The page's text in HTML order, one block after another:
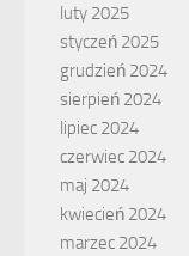
luty 2025
styczeń 2025
grudzień 2024
sierpień 2024
lipiec 2024
czerwiec 2024
maj 2024
kwiecień 2024
marzec 2024